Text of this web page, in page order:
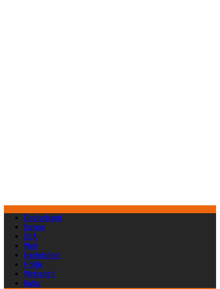
Deutschland
Europa
USA
Welt
Nachrichten
Politik
Wirtschaft
Kultur